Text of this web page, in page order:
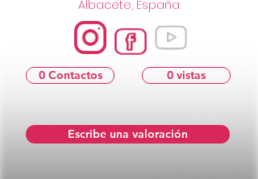
Escribe una valoración
0 Contactos
Albacete, España
0 vistas